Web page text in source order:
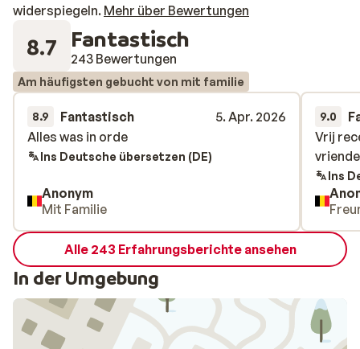
widerspiegeln. Mehr über Bewertungen
8.7 Fantastisch
243 Bewertungen
Am häufigsten gebucht von mit familie
8.9 Fantastisch
5. Apr. 2026
Alles was in orde
Alles was in orde
Ins Deutsche übersetzen (DE)
Anonym
Mit Familie
9.0
Vrij
Vrij
Ins
Alle 243 Erfahrungsberichte ansehen
In der Umgebung